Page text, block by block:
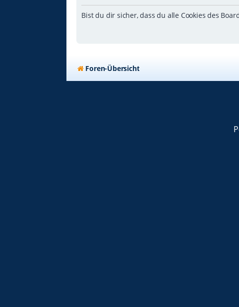
Bist du dir sicher, dass du alle Cookies des
Foren-Übersicht